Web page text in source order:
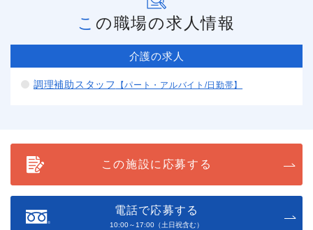
この職場の求人情報
介護の求人
調理補助スタッフ 【パート・アルバイト/日勤帯】
この施設に応募する
電話で応募する
10:00～17:00（土日祝含む）